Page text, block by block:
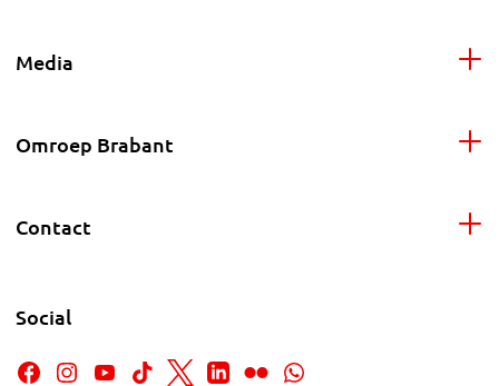
Media
Omroep Brabant
Contact
Social